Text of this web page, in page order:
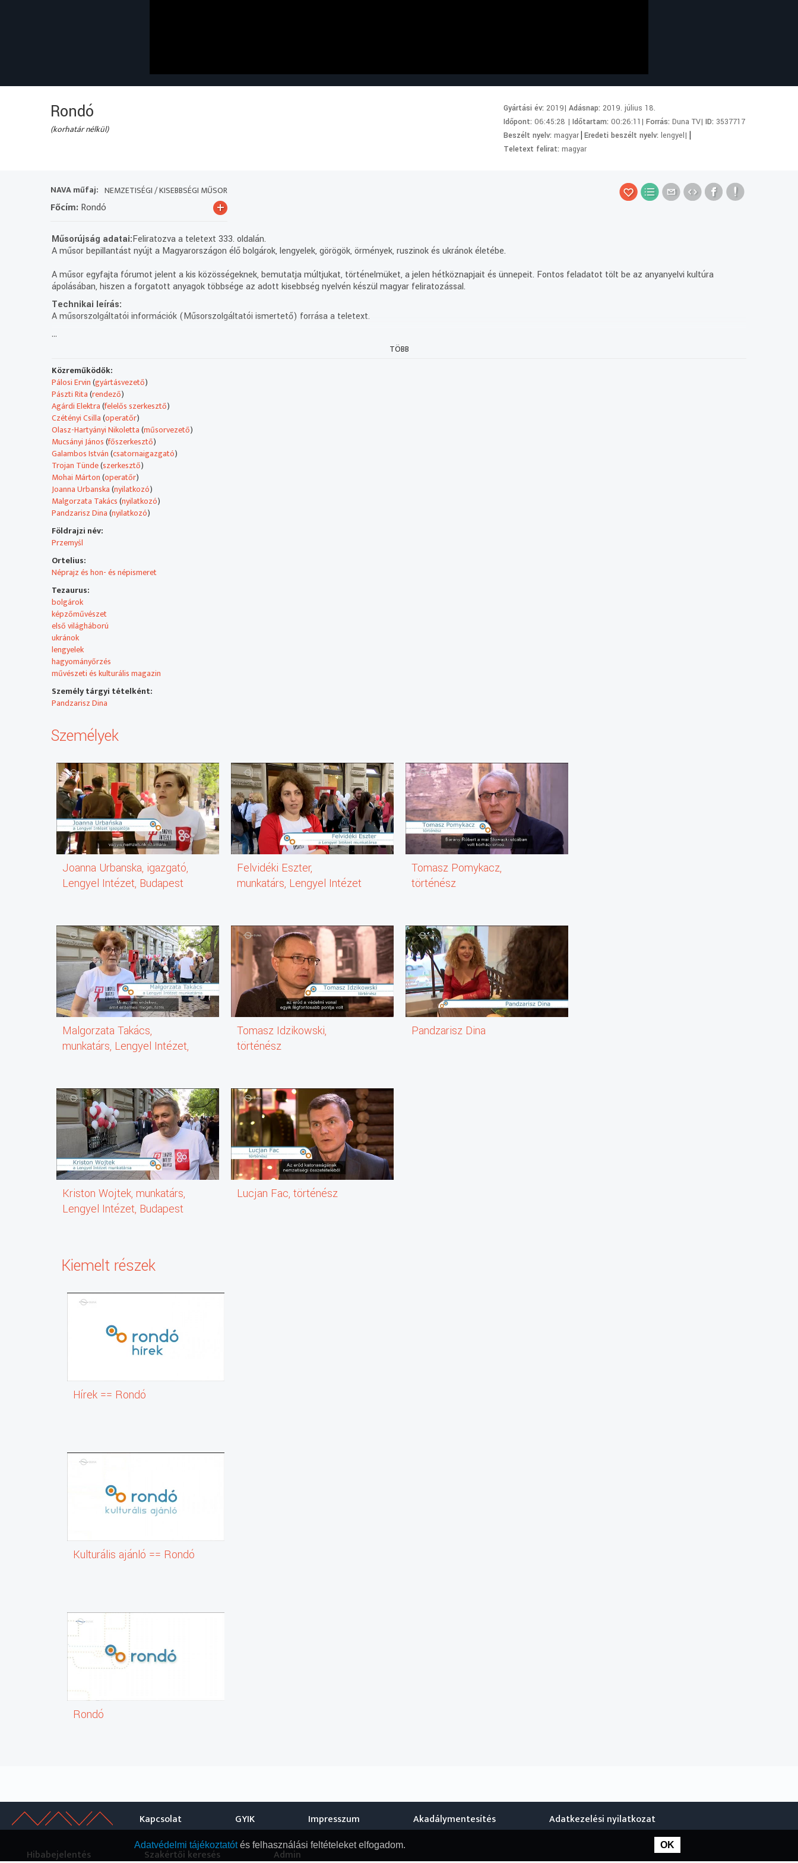
Rondó
(korhatár nélkül)
Gyártási év:2019|Adásnap:2019. július 18.
Időpont:06:45:28 |Időtartam:00:26:11|Forrás:Duna TV|ID: 3537717
Beszélt nyelv:magyar|Eredeti beszélt nyelv:lengyel| |
Teletext felirat:magyar
NAVA műfaj: NEMZETISÉGI / KISEBBSÉGI MŰSOR
Főcím:Rondó +
Műsorújság adatai:Feliratozva a teletext 333. oldalán.
A műsor bepillantást nyújt a Magyarországon élő bolgárok, lengyelek, görögök, örmények, ruszinok és ukránok életébe.
A műsor egyfajta fórumot jelent a kis közösségeknek, bemutatja múltjukat, történelmüket, a jelen hétköznapjait és ünnepeit. Fontos feladatot tölt be az anyanyelvi kultúra
ápolásában, hiszen a forgatott anyagok többsége az adott kisebbség nyelvén készül magyar feliratozással.
Technikai leírás:
A műsorszolgáltatói információk (Műsorszolgáltatói ismertető) forrása a teletext.
Műsorszolgáltatói ismertető:
és persze kínálunk néhány izgalmas kulturális programot is.
- Az első világháborúban magyar honvédek védték a lengyelországi
Przemysl erődjét az orosz csapatokkal szemben.
Lengyel történészek igyekeznek megőrizni emlékét
és a történelmi dokumentumokat, amelyek erről tanúskodnak.
- A Duna mentén - ezzel a címmel nyílt bolgár kortárs
képzőművészeti tárlat a Bolgár Kulturális Intézetben.
- Augusztus 1-jén 15 órától az Ördögkatlanban a szefárd és
jazz zene találkozásának lehetnek részesei azok, akik felkeresik
Vylyan Teraszt, ugyanis a görög származású Pandzarisz Dina ad koncertet.
...
TÖBB
Közreműködők:
Pálosi Ervin(gyártásvezető)
Pászti Rita(rendező)
Agárdi Elektra(felelős szerkesztő)
Czétényi Csilla(operatőr)
Olasz-Hartyányi Nikoletta(műsorvezető)
Mucsányi János(főszerkesztő)
Galambos István(csatornaigazgató)
Trojan Tünde(szerkesztő)
Mohai Márton(operatőr)
Joanna Urbanska(nyilatkozó)
Malgorzata Takács(nyilatkozó)
Pandzarisz Dina(nyilatkozó)
Földrajzi név:
Przemyśl
Ortelius:
Néprajz és hon- és népismeret
Tezaurus:
bolgárok
képzőművészet
első világháború
ukránok
lengyelek
hagyományőrzés
művészeti és kulturális magazin
Személy tárgyi tételként:
Pandzarisz Dina
Személyek
Joanna Urbanska, igazgató,
Lengyel Intézet, Budapest
Malgorzata Takács,
munkatárs, Lengyel Intézet,
Kriston Wojtek, munkatárs,
Lengyel Intézet, Budapest
Felvidéki Eszter,
munkatárs, Lengyel Intézet
Tomasz Idzikowski,
történész
Lucjan Fac, történész
Tomasz Pomykacz,
történész
Pandzarisz Dina
Kiemelt részek
Hírek == Rondó
Kulturális ajánló == Rondó
Rondó
Kapcsolat GYIK Impresszum Akadálymentesítés Adatkezelési nyilatkozat
Hibabejelentés Szakértői keresés Admin
Adatvédelmi tájékoztatótés felhasználási feltételeket elfogadom. OK